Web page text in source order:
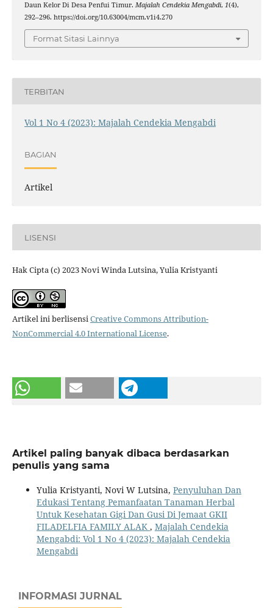
Daun Kelor Di Desa Penfui Timur. Majalah Cendekia Mengabdi, 1(4),
292–296. https://doi.org/10.63004/mcm.v1i4.270
Format Sitasi Lainnya
TERBITAN
Vol 1 No 4 (2023): Majalah Cendekia Mengabdi
BAGIAN
Artikel
LISENSI
Hak Cipta (c) 2023 Novi Winda Lutsina, Yulia Kristyanti
Artikel ini berlisensiCreative Commons Attribution-
NonCommercial 4.0 International License.
Artikel paling banyak dibaca berdasarkan
penulis yang sama
Yulia Kristyanti, Novi W Lutsina, Penyuluhan Dan
Edukasi Tentang Pemanfaatan Tanaman Herbal
Untuk Kesehatan Gigi Dan Gusi Di Jemaat GKII
FILADELFIA FAMILY ALAK , Majalah Cendekia
Mengabdi: Vol 1 No 4 (2023): Majalah Cendekia
Mengabdi
INFORMASI JURNAL